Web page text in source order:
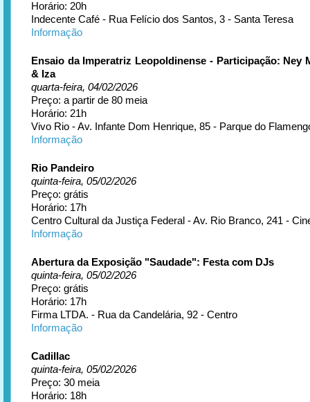
Horário: 20h
Indecente Café - Rua Felício dos Santos, 3 - Santa Teresa
Informação
Ensaio da Imperatriz Leopoldinense - Participação: Ney
& Iza
quarta-feira, 04/02/2026
Preço: a partir de 80 meia
Horário: 21h
Vivo Rio - Av. Infante Dom Henrique, 85 - Parque do
Informação
Rio Pandeiro
quinta-feira, 05/02/2026
Preço: grátis
Horário: 17h
Centro Cultural da Justiça Federal - Av. Rio Branco, 241 -
Informação
Abertura da Exposição "Saudade": Festa com DJs
quinta-feira, 05/02/2026
Preço: grátis
Horário: 17h
Firma LTDA. - Rua da Candelária, 92 - Centro
Informação
Cadillac
quinta-feira, 05/02/2026
Preço: 30 meia
Horário: 18h